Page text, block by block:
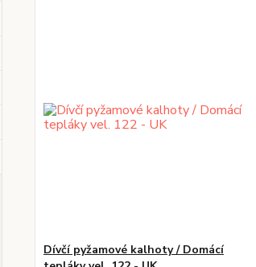
Dívčí pyžamové kalhoty / Domácí